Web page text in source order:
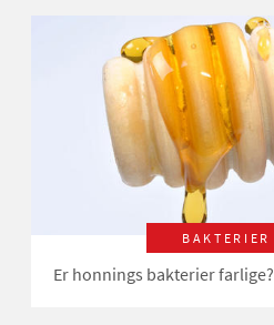
BAKTERIER
Er honnings bakterier farlige?